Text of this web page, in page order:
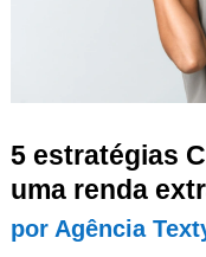
5 estratégias
uma renda
por Agência